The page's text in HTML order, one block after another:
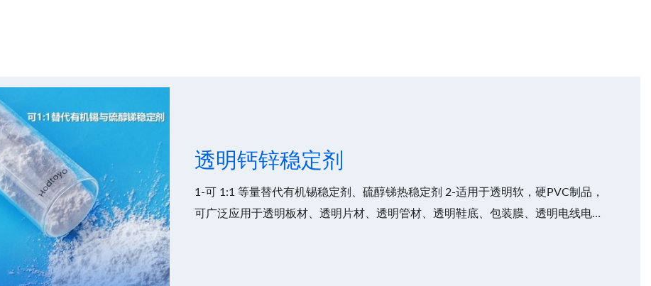
透明钙锌稳定剂
1-可 1:1 等量替代有机锡稳定剂、硫醇锑热稳定剂 2-适用于透明软，硬PVC制品，
可广泛应用于透明板材、透明片材、透明管材、透明鞋底、包装膜、透明电线电